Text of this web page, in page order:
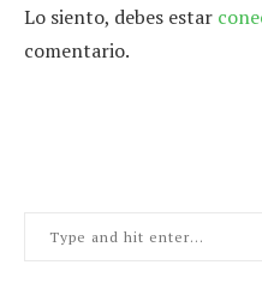
Lo siento, debes estar
comentario.